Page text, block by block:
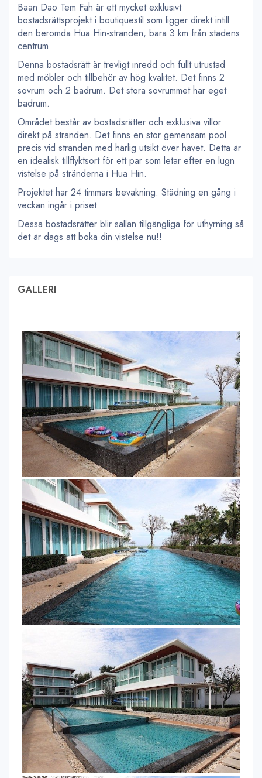
Baan Dao Tem Fah är ett mycket exklusivt
bostadsrättsprojekt i boutiquestil som ligger direkt intill
den berömda Hua Hin-stranden, bara 3 km från stadens
centrum.
Denna bostadsrätt är trevligt inredd och fullt utrustad
med möbler och tillbehör av hög kvalitet. Det finns 2
sovrum och 2 badrum. Det stora sovrummet har eget
badrum.
Området består av bostadsrätter och exklusiva villor
direkt på stranden. Det finns en stor gemensam pool
precis vid stranden med härlig utsikt över havet. Detta är
en idealisk tillflyktsort för ett par som letar efter en lugn
vistelse på stränderna i Hua Hin.
Projektet har 24 timmars bevakning. Städning en gång i
veckan ingår i priset.
Dessa bostadsrätter blir sällan tillgängliga för uthyrning så
det är dags att boka din vistelse nu!!
GALLERI